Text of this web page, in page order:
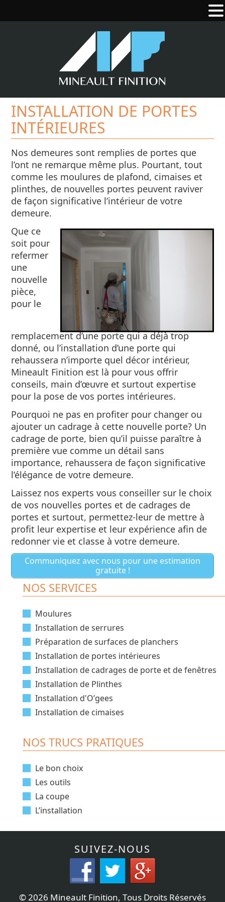
INSTALLATION DE PORTES
INTÉRIEURES
Nos demeures sont remplies de portes que
l’ont ne remarque même plus. Pourtant, tout
comme les moulures de plafond, cimaises et
plinthes, de nouvelles portes peuvent raviver
de façon significative l’intérieur de votre
demeure.
Que ce
soit pour
refermer
une
nouvelle
pièce,
pour le
remplacement d’une porte qui a déjà trop
donné, ou l’installation d’une porte qui
rehaussera n’importe quel décor intérieur,
Mineault Finition est là pour vous offrir
conseils, main d’œuvre et surtout expertise
pour la pose de vos portes intérieures.
Pourquoi ne pas en profiter pour changer ou
ajouter un cadrage à cette nouvelle porte? Un
cadrage de porte, bien qu’il puisse paraître à
première vue comme un détail sans
importance, rehaussera de façon significative
l’élégance de votre demeure.
Laissez nos experts vous conseiller sur le choix
de vos nouvelles portes et de cadrages de
portes et surtout, permettez-leur de mettre à
profit leur expertise et leur expérience afin de
redonner vie et classe à votre demeure.
Communiquez avec nous pour une estimation
gratuite !
NOS SERVICES
Moulures
Installation de serrures
Préparation de surfaces de planchers
Installation de portes intérieures
Installation de cadrages de porte et de fenêtres
Installation de Plinthes
Installation d'O’gees
Installation de cimaises
NOS TRUCS PRATIQUES
Le bon choix
Les outils
La coupe
L’installation
SUIVEZ-NOUS
©2026 Mineault Finition, Tous Droits Réservés